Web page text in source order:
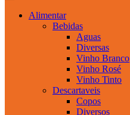
Alimentar
Bebidas
Aguas
Diversas
Vinho Branco
Vinho Rosé
Vinho Tinto
Descartaveis
Copos
Diversos